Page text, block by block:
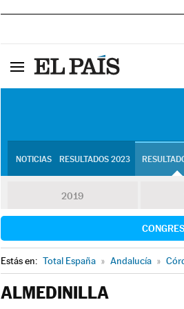
NOTICIAS RESULTADOS 2023
2019
Estás en: Total España » Andalucía »
ALMEDINILLA